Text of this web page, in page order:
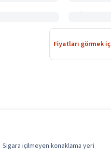
Fiyatları görmek
Sigara içilmeyen konaklama yeri